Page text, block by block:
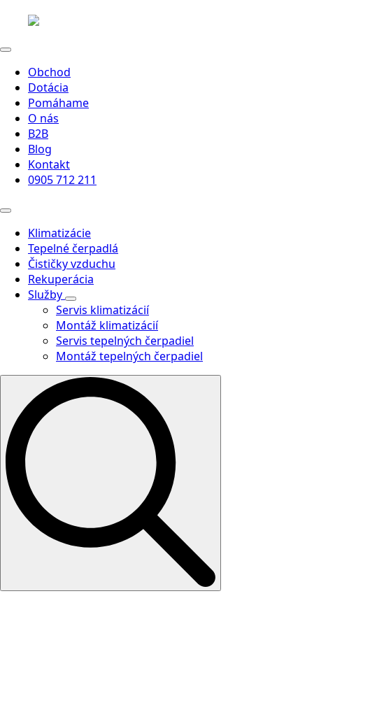
Obchod
Dotácia
Pomáhame
O nás
B2B
Blog
Kontakt
0905 712 211
Klimatizácie
Tepelné čerpadlá
Čističky vzduchu
Rekuperácia
Služby
Servis klimatizácií
Montáž klimatizácií
Servis tepelných čerpadiel
Montáž tepelných čerpadiel